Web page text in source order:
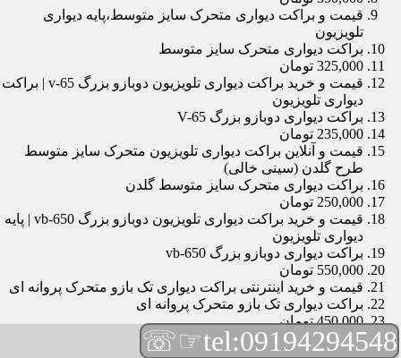
قیمت و براکت دیواری متحرک سایز متوسط،پایه دیواری
تلویزیون
براکت دیواری متحرک سایز متوسط
325,000 تومان
قیمت و خرید براکت دیواری تلویزیون دوبازو بزرگ v-65 | براکت
دیواری تلویزیون
براکت دیواری دوبازو بزرگ V-65
235,000 تومان
قیمت و آنلاین براکت دیواری تلویزیون متحرک سایز متوسط
طرح گلدن (سینی خالی)
براکت دیواری متحرک سایز متوسط گلدن
250,000 تومان
قیمت و خرید براکت دیواری تلویزیون دوبازو بزرگ vb-650 | پایه
دیواری تلویزیون
براکت دیواری دوبازو بزرگ vb-650
550,000 تومان
قیمت و خرید اینترنتی براکت دیواری تک بازو متحرک پروانه ای
براکت دیواری تک بازو متحرک پروانه ای
450,000 تومان
قیمت و براکت دیواری تلویزیون مچی | براکت دیواری تلویزیون
tel:09194294548
☞☏